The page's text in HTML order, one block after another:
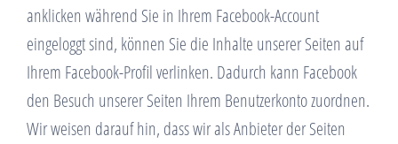
anklicken während Sie in Ihrem Facebook-Account
eingeloggt sind, können Sie die Inhalte unserer Seiten auf
Ihrem Facebook-Profil verlinken. Dadurch kann Facebook
den Besuch unserer Seiten Ihrem Benutzerkonto zuordnen.
Wir weisen darauf hin, dass wir als Anbieter der Seiten